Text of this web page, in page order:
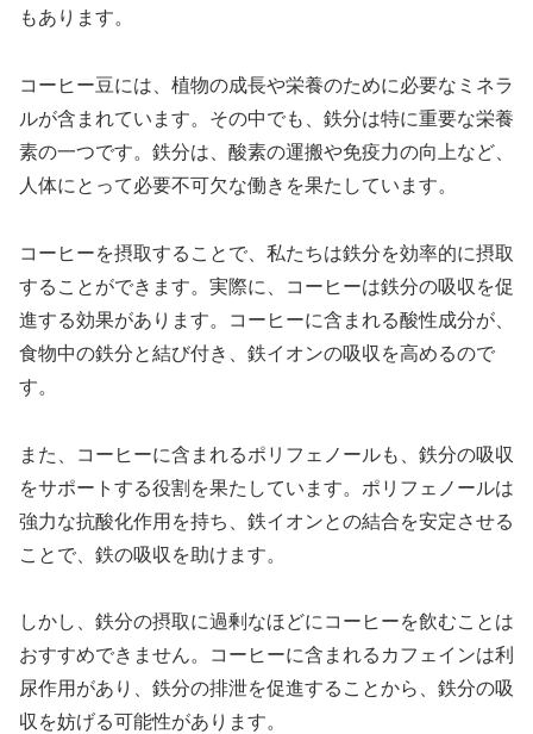
もあります。
コーヒー豆には、植物の成長や栄養のために必要なミネラ
ルが含まれています。その中でも、鉄分は特に重要な栄養
素の一つです。鉄分は、酸素の運搬や免疫力の向上など、
人体にとって必要不可欠な働きを果たしています。
コーヒーを摂取することで、私たちは鉄分を効率的に摂取
することができます。実際に、コーヒーは鉄分の吸収を促
進する効果があります。コーヒーに含まれる酸性成分が、
食物中の鉄分と結び付き、鉄イオンの吸収を高めるので
す。
また、コーヒーに含まれるポリフェノールも、鉄分の吸収
をサポートする役割を果たしています。ポリフェノールは
強力な抗酸化作用を持ち、鉄イオンとの結合を安定させる
ことで、鉄の吸収を助けます。
しかし、鉄分の摂取に過剰なほどにコーヒーを飲むことは
おすすめできません。コーヒーに含まれるカフェインは利
尿作用があり、鉄分の排泄を促進することから、鉄分の吸
収を妨げる可能性があります。